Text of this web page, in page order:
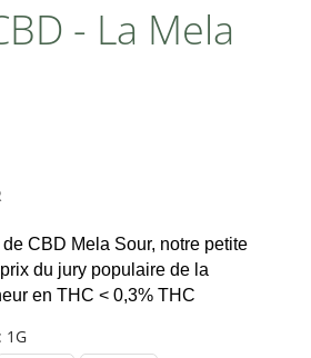
- La Mela
CBD Mela Sour, notre petite
du jury populaire de la
en THC < 0,3% THC
1G